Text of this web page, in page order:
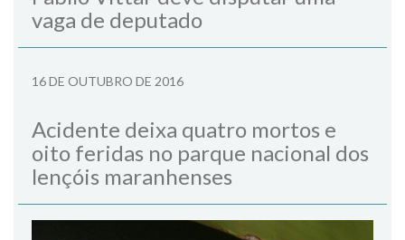
vaga de deputado
16 DE OUTUBRO DE 2016
Acidente deixa quatro mortos e
oito feridas no parque nacional dos
lençóis maranhenses